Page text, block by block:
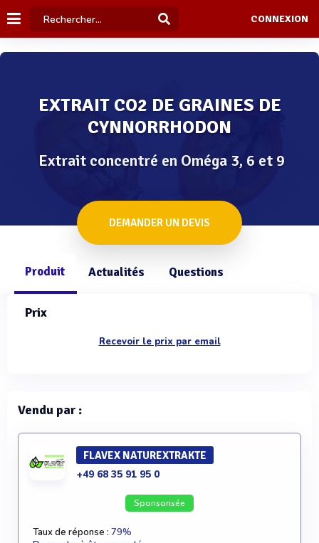
CONNEXION
EXTRAIT CO2 DE GRAINES DE
CYNNORRHODON
Extrait concentré en Oméga 3, 6 et 9
DEMANDER UN DEVIS
Produit Actualités Questions
Prix
Recevoir le prix par email
Vendu par :
FLAVEX NATUREXTRAKTE
+49 68 35 91 95 0
Sponsorisée
Taux de réponse : 79%